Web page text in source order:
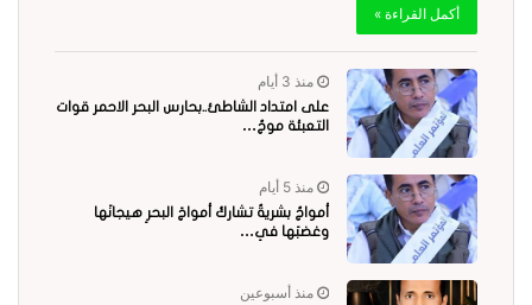
أكمل القراءة »
منذ 3 أيام
على امتداد الشاطئ..بحارس البحر الاحمر قوات
التعبئة موجٌ…
منذ 5 أيام
أمواجٌ بشريةٌ تشاركُ أمواجَ البحرِ هيجانَها
وغضبَها في…
منذ أسبوعين